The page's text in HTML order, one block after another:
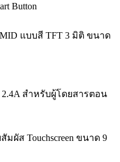
Button
แบบสี TFT 3 มิติ ขนาด
2.4A สำหรับผู้โดยสารตอน
ผัส Touchscreen ขนาด 9